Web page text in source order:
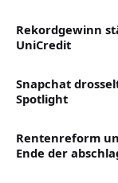
Rekordgewinn
UniCredit
Snapchat
Spotlight
Rentenreform
Ende der